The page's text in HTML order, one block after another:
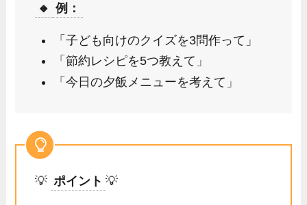
🔸 例：
「子ども向けのクイズを3問作って」
「節約レシピを5つ教えて」
「今日の夕飯メニューを考えて」
💡 ポイント 💡